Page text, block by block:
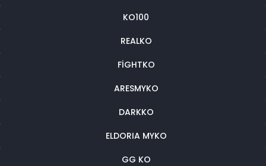
KO100
REALKO
FIGHTKO
ARESMYKO
DARKKO
ELDORIA MYKO
GG KO